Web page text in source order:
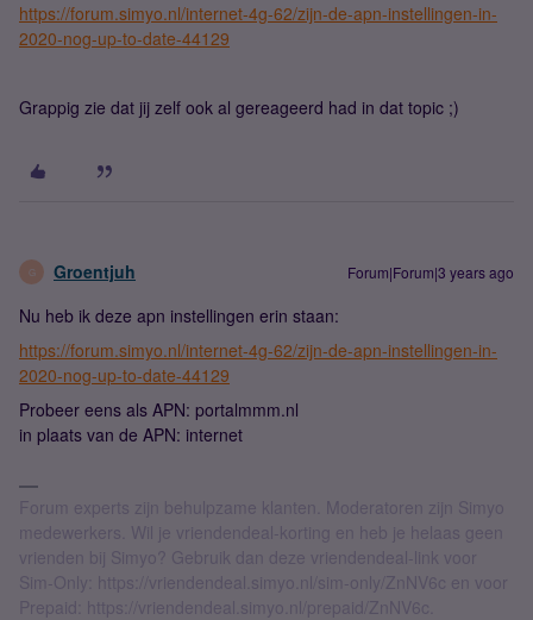
https://forum.simyo.nl/internet-4g-62/zijn-de-apn-instellingen-in-
2020-nog-up-to-date-44129
Grappig zie dat jij zelf ook al gereageerd had in dat topic ;)
G Groentjuh Forum|Forum|3 years ago
Nu heb ik deze apn instellingen erin staan:
https://forum.simyo.nl/internet-4g-62/zijn-de-apn-instellingen-in-
2020-nog-up-to-date-44129
Probeer eens als APN: portalmmm.nl
in plaats van de APN: internet
Forum experts zijn behulpzame klanten. Moderatoren zijn Simyo
medewerkers. Wil je vriendendeal-korting en heb je helaas geen
vrienden bij Simyo? Gebruik dan deze vriendendeal-link voor
Sim-Only: https://vriendendeal.simyo.nl/sim-only/ZnNV6c en voor
Prepaid: https://vriendendeal.simyo.nl/prepaid/ZnNV6c.